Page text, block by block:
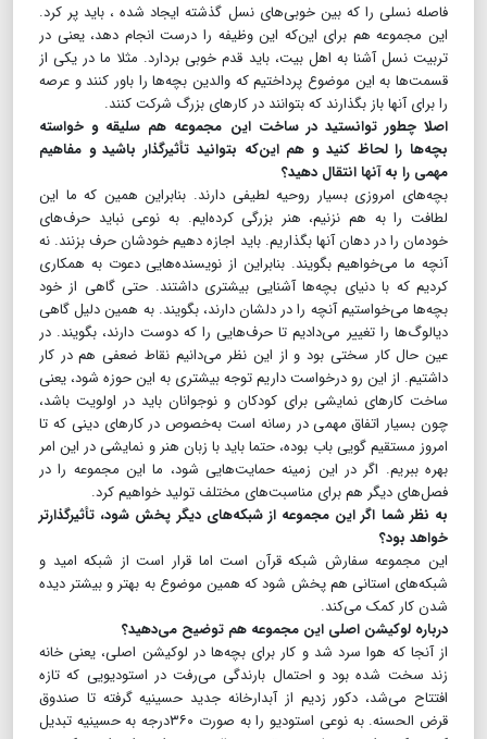
فاصله نسلی را که بین خوبی‌های نسل گذشته ایجاد شده ، باید پر کرد.
این مجموعه هم برای این‌که این وظیفه را درست انجام دهد، یعنی در
تربیت نسل آشنا به اهل بیت، باید قدم خوبی بردارد. مثلا ما در یکی از
قسمت‌ها به این موضوع پرداختیم که والدین بچه‌ها را باور کنند و عرصه
را برای آنها باز بگذارند که بتوانند در کارهای بزرگ شرکت کنند.
اصلا چطور توانستید در ساخت این مجموعه هم سلیقه و خواسته
بچه‌ها را لحاظ کنید و هم این‌که بتوانید تأثیرگذار باشید و مفاهیم
مهمی را به آنها انتقال دهید؟
بچه‌های امروزی بسیار روحیه لطیفی دارند. بنابراین همین که ما این
لطافت را به هم نزنیم، هنر بزرگی کرده‌ایم. به نوعی نباید حرف‌های
خودمان را در دهان آنها بگذاریم. باید اجازه دهیم خودشان حرف بزنند. نه
آنچه ما می‌خواهیم بگویند. بنابراین از نویسنده‌هایی دعوت به همکاری
کردیم که با دنیای بچه‌ها آشنایی بیشتری داشتند. حتی گاهی از خود
بچه‌ها می‌خواستیم آنچه را در دلشان دارند، بگویند. به همین دلیل گاهی
دیالوگ‌ها را تغییر می‌دادیم تا حرف‌هایی را که دوست دارند، بگویند. در
عین حال کار سختی بود و از این نظر می‌دانیم نقاط ضعفی هم در کار
داشتیم. از این رو درخواست داریم توجه بیشتری به این حوزه شود، یعنی
ساخت کارهای نمایشی برای کودکان و نوجوانان باید در اولویت باشد،
چون بسیار اتفاق مهمی در رسانه است به‌خصوص در کارهای دینی که تا
امروز مستقیم گویی باب بوده، حتما باید با زبان هنر و نمایشی در این امر
بهره ببریم. اگر در این زمینه حمایت‌هایی شود، ما این مجموعه را در
فصل‌های دیگر هم برای مناسبت‌های مختلف تولید خواهیم کرد.
به نظر شما اگر این مجموعه از شبکه‌های دیگر پخش شود، تأثیرگذارتر
خواهد بود؟
این مجموعه سفارش شبکه قرآن است اما قرار است از شبکه امید و
شبکه‌های استانی هم پخش شود که همین موضوع به بهتر و بیشتر دیده
شدن کار کمک می‌کند.
درباره لوکیشن اصلی این مجموعه هم توضیح می‌دهید؟
از آنجا که هوا سرد شد و کار برای بچه‌ها در لوکیشن اصلی، یعنی خانه
زند سخت شده بود و احتمال بارندگی می‌رفت در استودیویی که تازه
افتتاح می‌شد، دکور زدیم از آبدارخانه جدید حسینیه گرفته تا صندوق
قرض الحسنه. به نوعی استودیو را به صورت ۳۶۰درجه به حسینیه تبدیل